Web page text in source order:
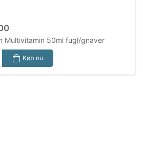
Multivitamin 50ml fugl/gnaver
Køb nu